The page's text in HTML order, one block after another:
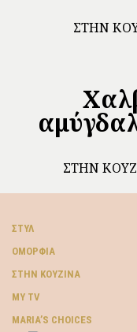
ΣΤΗΝ
ΣΤΗΝ
ΣΤΥΛ
ΟΜΟΡΦΙΆ
ΣΤΗΝ ΚΟΥΖΊΝΑ
MY TV
ΜARIA’S CHOICES